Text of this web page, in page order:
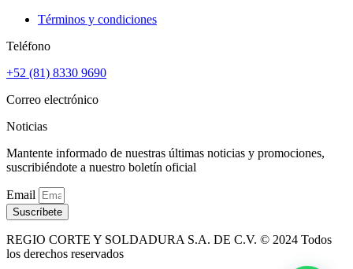
Términos y condiciones
Teléfono
+52 (81) 8330 9690
Correo electrónico
Noticias
Mantente informado de nuestras últimas noticias y promociones,
suscribiéndote a nuestro boletín oficial
Email
Suscríbete
REGIO CORTE Y SOLDADURA S.A. DE C.V. © 2024 Todos
los derechos reservados